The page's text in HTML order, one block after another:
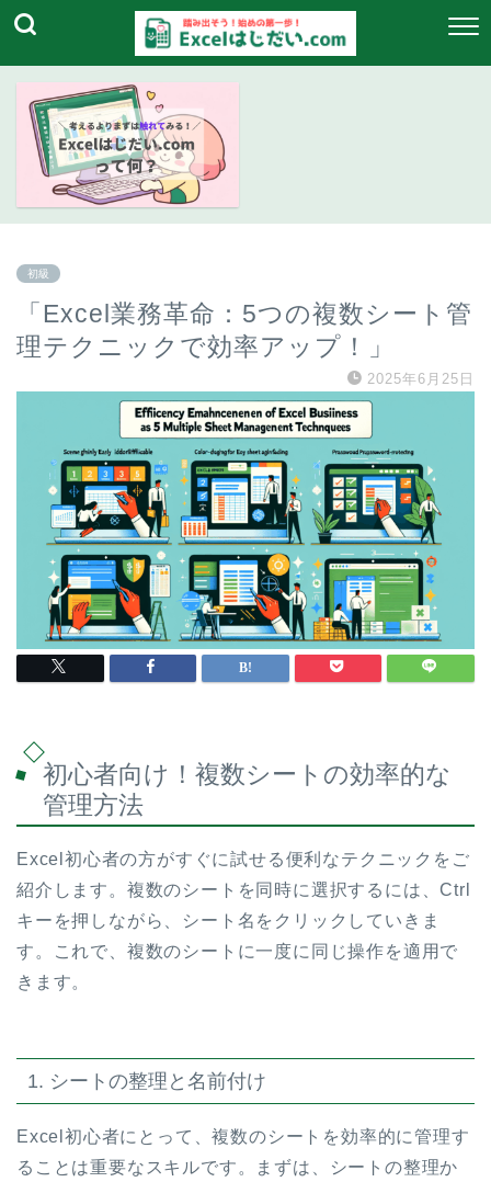
初級
「Excel業務革命：5つの複数シート管
理テクニックで効率アップ！」
2025年6月25日
初心者向け！複数シートの効率的な
管理方法
Excel初心者の方がすぐに試せる便利なテクニックをご
紹介します。複数のシートを同時に選択するには、Ctrl
キーを押しながら、シート名をクリックしていきま
す。これで、複数のシートに一度に同じ操作を適用で
きます。
1. シートの整理と名前付け
Excel初心者にとって、複数のシートを効率的に管理す
ることは重要なスキルです。まずは、シートの整理か